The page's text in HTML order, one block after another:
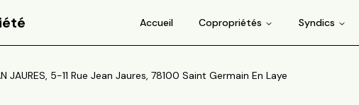
Accueil Copropriétés Syndics
JAURES, 5-11 Rue Jean Jaures, 78100 Saint Germain En Laye